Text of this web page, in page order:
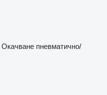
Окачване пневматично/